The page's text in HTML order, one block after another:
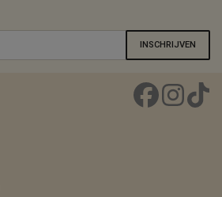
INSCHRIJVEN